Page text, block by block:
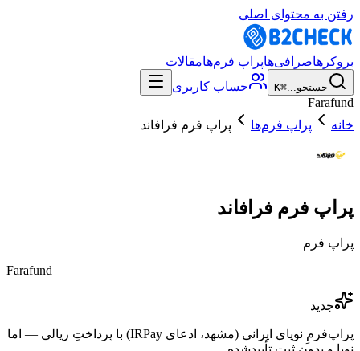
رفتن به محتوای اصلی
بروکرهاصرافی‌هاپراپ فرم‌هامقالات
جستجو...⌘K
حساب کاربری
Farafund
خانه
پراپ فرم‌ها پراپ فرم فرافاند
پراپ فرم فرافاند
پراپ فرم
Farafund
جدید
پراپ‌فرمِ نوپای ایرانی (مشهد، ادعای IRPay) با پرداختِ ریالی — اما